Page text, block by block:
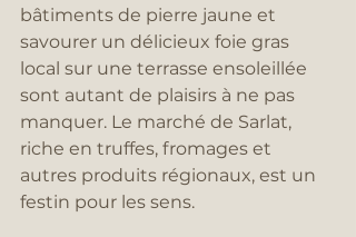
bâtiments de pierre jaune et
savourer un délicieux foie gras
local sur une terrasse ensoleillée
sont autant de plaisirs à ne pas
manquer. Le marché de Sarlat,
riche en truffes, fromages et
autres produits régionaux, est un
festin pour les sens.